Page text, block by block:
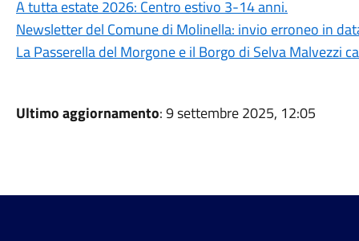
A tutta estate 2026: Centro estivo 3-14 anni.
Newsletter del Comune di Molinella: invio erroneo in
La Passerella del Morgone e il Borgo di Selva Malvezzi
Ultimo aggiornamento: 9 settembre 2025, 12:05